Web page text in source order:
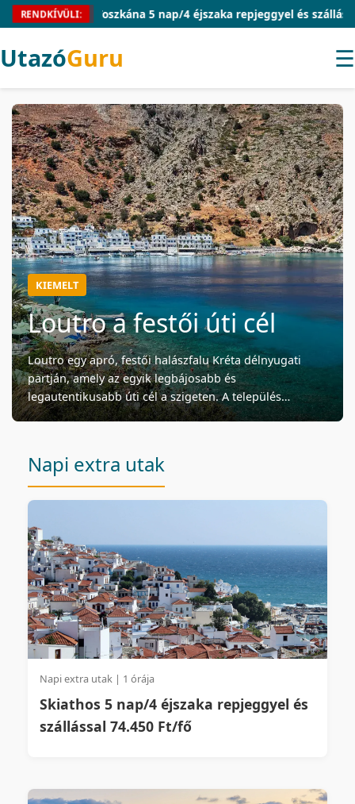
RENDKÍVÜLI:Toszkána 5 nap/4 éjszaka repjeggyel és szállással
UtazóGuru ☰
KIEMELT
Loutro a festői úti cél
Loutro egy apró, festői halászfalu Kréta délnyugati
partján, amely az egyik legbájosabb és
legautentikusabb úti cél a szigeten. A település
különlegessége, hogy autóval nem lehet
természeti környezet, a fehérre meszelt házak és a
kristálytiszta, kék tenger látványa minden látogatót
lenyűgöz.
Napi extra utak
Napi extra utak | 1 órája
Skiathos 5 nap/4 éjszaka repjeggyel és
szállással 74.450 Ft/fő